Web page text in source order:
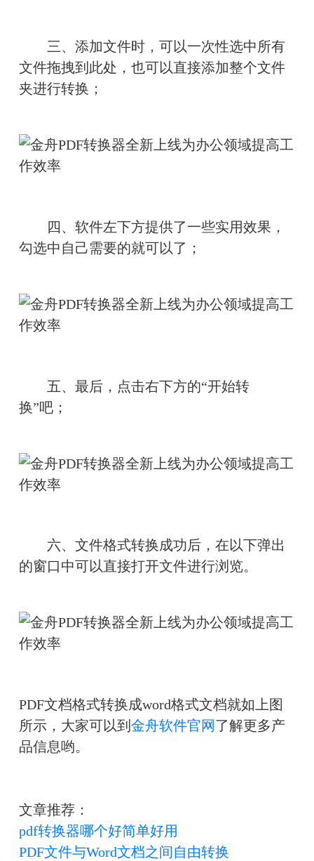
三、添加文件时，可以一次性选中所有
文件拖拽到此处，也可以直接添加整个文件
夹进行转换；
四、软件左下方提供了一些实用效果，
勾选中自己需要的就可以了；
五、最后，点击右下方的“开始转
换”吧；
六、文件格式转换成功后，在以下弹出
的窗口中可以直接打开文件进行浏览。
PDF文档格式转换成word格式文档就如上图
所示，大家可以到 金舟软件官网了解更多产
品信息哟。
文章推荐：
pdf转换器哪个好简单好用
PDF文件与Word文档之间自由转换